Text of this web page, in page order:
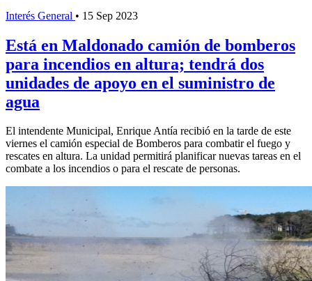
Interés General • 15 Sep 2023
Está en Maldonado camión de bomberos
para incendios en altura; tendrá dos
unidades de apoyo en el suministro de
agua
El intendente Municipal, Enrique Antía recibió en la tarde de este
viernes el camión especial de Bomberos para combatir el fuego y
rescates en altura. La unidad permitirá planificar nuevas tareas en el
combate a los incendios o para el rescate de personas.